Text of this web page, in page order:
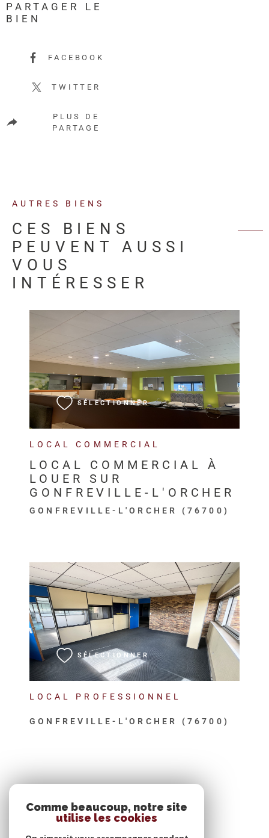
PARTAGER LE
BIEN
FACEBOOK
TWITTER
PLUS DE
PARTAGE
AUTRES BIENS
CES BIENS
PEUVENT AUSSI
VOUS
INTÉRESSER
LOCAL COMMERCIAL
LOCAL COMMERCIAL À
LOUER SUR
GONFREVILLE-L'ORCHER
GONFREVILLE-L'ORCHER (76700)
SÉLECTIONNER
VOIR LE BIEN
LOCAL PROFESSIONNEL
GONFREVILLE-L'ORCHER (76700)
SÉLECTIONNER
VOIR LE BIEN
Comme beaucoup, notre site
utilise les cookies